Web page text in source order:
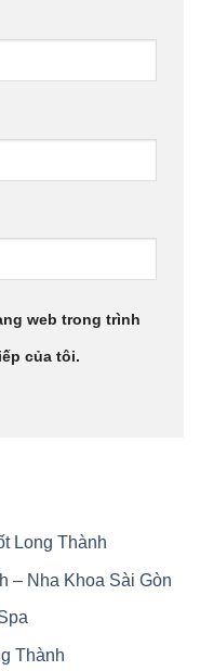
web trong trình
của tôi.
Long Thành
– Nha Khoa Sài Gòn
Thành